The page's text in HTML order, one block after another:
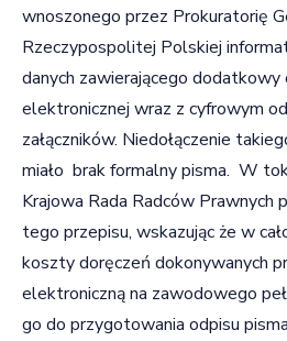
wnoszonego przez Prokuratorię
Rzeczypospolitej Polskiej
danych zawierającego
elektronicznej wraz z cyfrowym
załączników. Niedołączenie
miało brak formalny pisma. W
Krajowa Rada Radców Prawnych
tego przepisu, wskazując że w
koszty doręczeń dokonywanych
elektroniczną na zawodowego
go do przygotowania odpisu